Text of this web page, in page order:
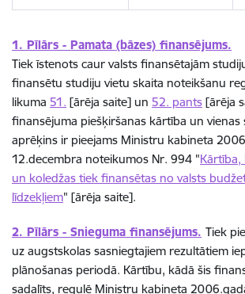
1. Pīlārs - Pamata (bāzes) finansējums.
Tiek īstenots caur valsts finansētajām
finansētu studiju vietu skaita noteikšanu
likuma 51. [ārēja saite] un 52. pants [ārēja
finansējuma piešķiršanas kārtība un vienas
aprēķins ir pieejams Ministru kabineta
12.decembra noteikumos Nr. 994 "Kārtība,
un koledžas tiek finansētas no valsts
līdzekļiem" [ārēja saite].
2. Pīlārs - Snieguma finansējums. Tiek
uz augstskolas sasniegtajiem rezultātiem
plānošanas periodā. Kārtību, kādā šis
sadalīts, regulē Ministru kabineta